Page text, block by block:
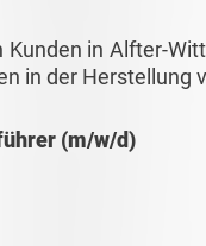
Kunden in Alfter-
in der Herstellung
(m/w/d)